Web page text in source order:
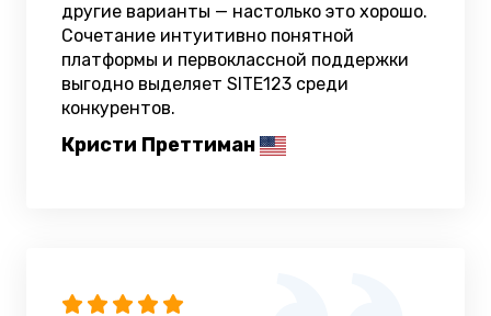
другие варианты — настолько это хорошо.
Сочетание интуитивно понятной
платформы и первоклассной поддержки
выгодно выделяет SITE123 среди
конкурентов.
Кристи Преттиман